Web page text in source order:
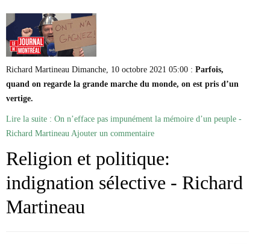
Thomas Mulcair
Véronyque Tremblay
Richard Martineau Dimanche, 10 octobre 2021 05:00 : Parfois,
quand on regarde la grande marche du monde, on est pris d’un
vertige.
Lire la suite : On n’efface pas impunément la mémoire d’un peuple -
Richard Martineau Ajouter un commentaire
Religion et politique:
indignation sélective - Richard
Martineau